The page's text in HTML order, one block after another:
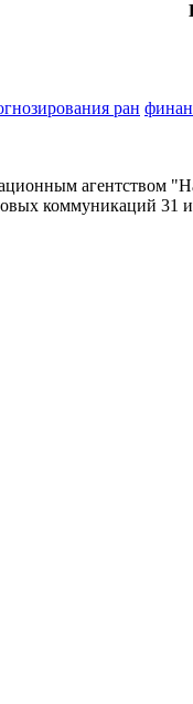
ран
агентством
коммуникаций 31